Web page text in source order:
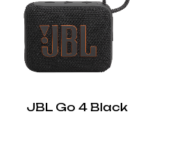
JBL Go 4 Black